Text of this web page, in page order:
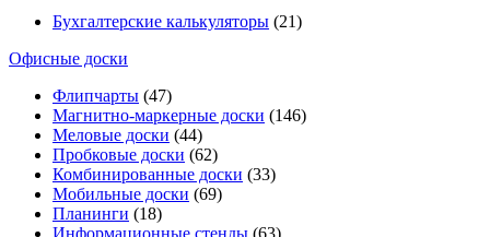
Бухгалтерские калькуляторы (21)
Офисные доски
Флипчарты (47)
Магнитно-маркерные доски (146)
Меловые доски (44)
Пробковые доски (62)
Комбинированные доски (33)
Мобильные доски (69)
Планинги (18)
Информационные стенды (63)